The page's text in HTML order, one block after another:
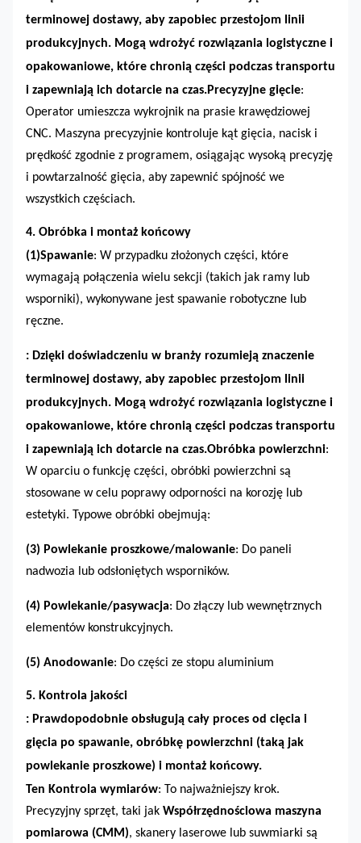
terminowej dostawy, aby zapobiec przestojom linii
produkcyjnych. Mogą wdrożyć rozwiązania logistyczne i
opakowaniowe, które chronią części podczas transportu
i zapewniają ich dotarcie na czas.Precyzyjne gięcie:
Operator umieszcza wykrojnik na prasie krawędziowej
CNC. Maszyna precyzyjnie kontroluje kąt gięcia, nacisk i
prędkość zgodnie z programem, osiągając wysoką precyzję
i powtarzalność gięcia, aby zapewnić spójność we
wszystkich częściach.
4. Obróbka i montaż końcowy
(1)Spawanie: W przypadku złożonych części, które
wymagają połączenia wielu sekcji (takich jak ramy lub
wsporniki), wykonywane jest spawanie robotyczne lub
ręczne.
: Dzięki doświadczeniu w branży rozumieją znaczenie
terminowej dostawy, aby zapobiec przestojom linii
produkcyjnych. Mogą wdrożyć rozwiązania logistyczne i
opakowaniowe, które chronią części podczas transportu
i zapewniają ich dotarcie na czas.Obróbka powierzchni:
W oparciu o funkcję części, obróbki powierzchni są
stosowane w celu poprawy odporności na korozję lub
estetyki. Typowe obróbki obejmują:
(3) Powlekanie proszkowe/malowanie: Do paneli
nadwozia lub odsłoniętych wsporników.
(4) Powlekanie/pasywacja: Do złączy lub wewnętrznych
elementów konstrukcyjnych.
(5) Anodowanie: Do części ze stopu aluminium
5. Kontrola jakości
: Prawdopodobnie obsługują cały proces od cięcia i
gięcia po spawanie, obróbkę powierzchni (taką jak
powlekanie proszkowe) i montaż końcowy.
Ten Kontrola wymiarów: To najważniejszy krok.
Precyzyjny sprzęt, taki jak Współrzędnościowa maszyna
pomiarowa (CMM), skanery laserowe lub suwmiarki są